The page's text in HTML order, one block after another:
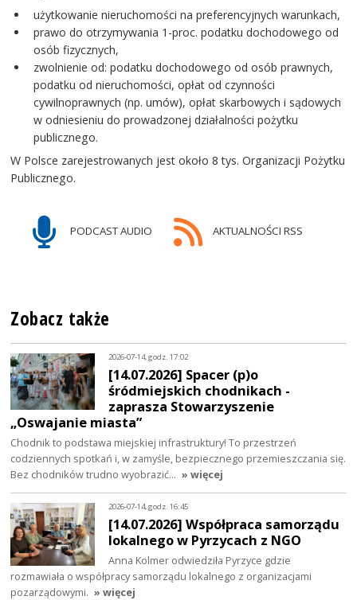
użytkowanie nieruchomości na preferencyjnych warunkach,
prawo do otrzymywania 1-proc. podatku dochodowego od
osób fizycznych,
zwolnienie od: podatku dochodowego od osób prawnych,
podatku od nieruchomości, opłat od czynności
cywilnoprawnych (np. umów), opłat skarbowych i sądowych
w odniesieniu do prowadzonej działalności pożytku
publicznego.
W Polsce zarejestrowanych jest około 8 tys. Organizacji Pożytku
Publicznego.
PODCAST AUDIO AKTUALNOŚCI RSS
Zobacz także
2026-07-14, godz. 17:02
[14.07.2026] Spacer (p)o
śródmiejskich chodnikach -
zaprasza Stowarzyszenie
„Oswajanie miasta”
Chodnik to podstawa miejskiej infrastruktury! To przestrzeń
codziennych spotkań i, w zamyśle, bezpiecznego przemieszczania się.
Bez chodników trudno wyobrazić… » więcej
2026-07-14, godz. 16:45
[14.07.2026] Współpraca samorządu
lokalnego w Pyrzycach z NGO
Anna Kolmer odwiedziła Pyrzyce gdzie
rozmawiała o współpracy samorządu lokalnego z organizacjami
pozarządowymi. » więcej